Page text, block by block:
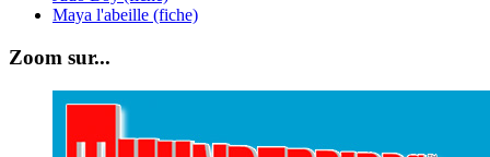
Maya l'abeille (fiche)
Zoom sur...